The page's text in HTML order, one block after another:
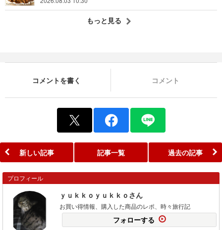
もっと見る
コメントを書く コメント
新しい記事 記事一覧 過去の記事
プロフィール
ｙｕｋｋｏｙｕｋｋｏさん
お買い得情報、購入した商品のレポ、時々旅行記
フォローする